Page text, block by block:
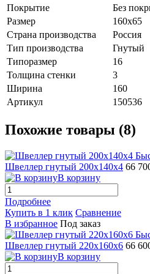
Покрытие
Без
Размер
160х65
Страна производства
Россия
Тип производства
Гнутый
Типоразмер
16
Толщина стенки
3
Ширина
160
Артикул
150536
Похожие товары (8)
Швеллер гнутый 200х140х4 66
В корзину
Подробнее
Купить в 1 клик Сравнение
В избранное Под заказ
Швеллер гнутый 220х160х6 66
В корзину